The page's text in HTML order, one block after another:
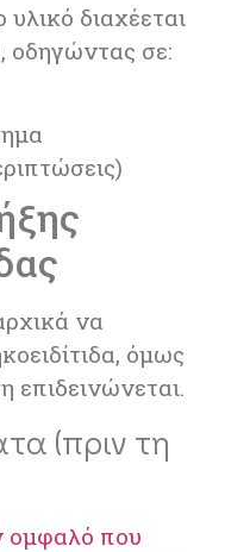
διαχέεται
οδηγώντας σε:
να
όμως
επιδεινώνεται.
(πριν τη
ομφαλό που